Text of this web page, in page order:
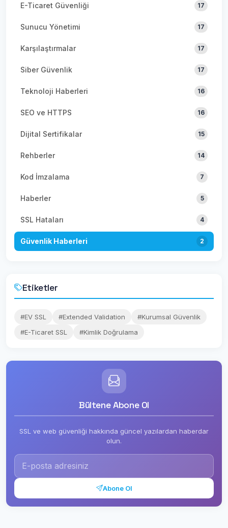
E-Ticaret Güvenliği 17
Sunucu Yönetimi 17
Karşılaştırmalar 17
Siber Güvenlik 17
Teknoloji Haberleri 16
SEO ve HTTPS 16
Dijital Sertifikalar 15
Rehberler 14
Kod İmzalama 7
Haberler 5
SSL Hataları 4
Güvenlik Haberleri 2
Etiketler
#EV SSL #Extended Validation
#Kurumsal Güvenlik
#E-Ticaret SSL
#Kimlik Doğrulama
Bültene Abone Ol
SSL ve web güvenliği hakkında güncel yazılardan haberdar
olun.
Abone Ol